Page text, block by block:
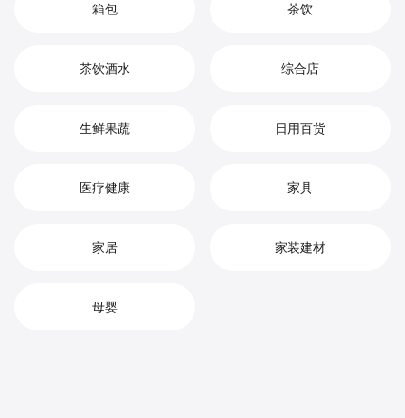
箱包 茶饮
茶饮酒水 综合店
生鲜果蔬 日用百货
医疗健康 家具
家居 家装建材
母婴